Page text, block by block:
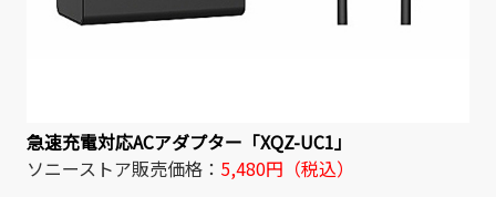
急速充電対応ACアダプター「XQZ-UC1」
ソニーストア販売価格： 5,480円（税込）